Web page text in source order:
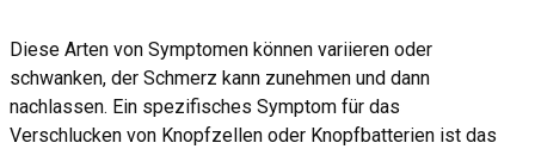
Diese Arten von Symptomen können variieren oder
schwanken, der Schmerz kann zunehmen und dann
nachlassen. Ein spezifisches Symptom für das
Verschlucken von Knopfzellen oder Knopfbatterien ist das